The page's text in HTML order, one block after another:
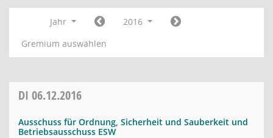
Jahr
2016
Gremium auswählen
DI 06.12.2016
Ausschuss für Ordnung, Sicherheit und Sauberkeit und
Betriebsausschuss ESW